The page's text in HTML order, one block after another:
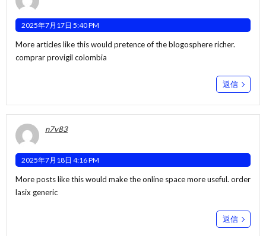
2025年7月17日 5:40 PM
More articles like this would pretence of the blogosphere richer.
comprar provigil colombia
返信
n7v83
2025年7月18日 4:16 PM
More posts like this would make the online space more useful. order
lasix generic
返信